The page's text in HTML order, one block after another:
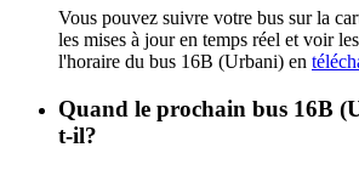
Vous pouvez suivre votre bus sur la
les mises à jour en temps réel et voir
l'horaire du bus 16B (Urbani) en
Quand le prochain bus 16B
t-il?